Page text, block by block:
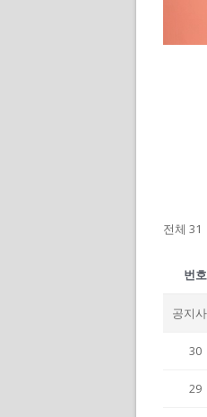
전체 31
번호
공지
30
29